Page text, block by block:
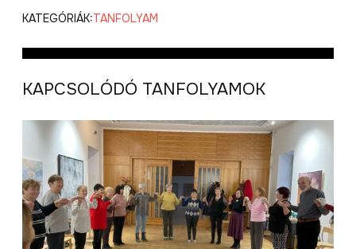
KATEGÓRIÁK:TANFOLYAM
KAPCSOLÓDÓ TANFOLYAMOK